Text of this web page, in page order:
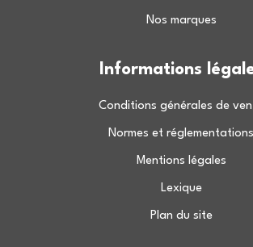
Nos marques
Informations
Conditions générales de
Normes et réglementations
Mentions légales
Lexique
Plan du site